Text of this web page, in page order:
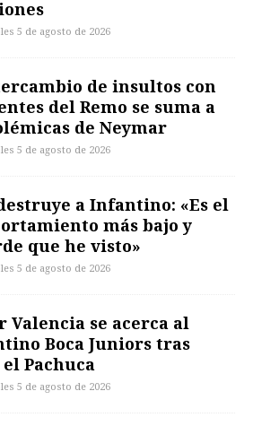
5 de agosto de 2026
de insultos con
del Remo se suma a
de Neymar
5 de agosto de 2026
a Infantino: «Es el
más bajo y
que he visto»
5 de agosto de 2026
Valencia se acerca al
Boca Juniors tras
Pachuca
5 de agosto de 2026